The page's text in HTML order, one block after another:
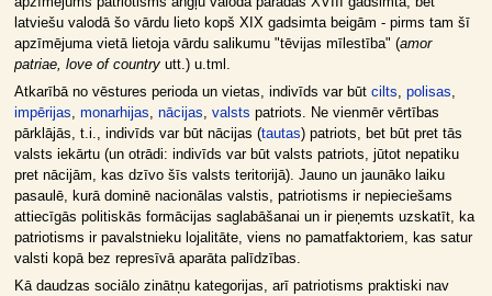
latviešu valodā šo vārdu lieto kopš XIX gadsimta beigām - pirms tam šī
apzīmējuma vietā lietoja vārdu salikumu "tēvijas mīlestība" (amor
patriae, love of countryutt.) u.tml.
Atkarībā no vēstures perioda un vietas, indivīds var būt cilts, polisas,
impērijas, monarhijas, nācijas, valsts patriots. Ne vienmēr vērtības
pārklājās, t.i., indivīds var būt nācijas (tautas) patriots, bet būt pret tās
valsts iekārtu (un otrādi: indivīds var būt valsts patriots, jūtot nepatiku
pret nācijām, kas dzīvo šīs valsts teritorijā). Jauno un jaunāko laiku
pasaulē, kurā dominē nacionālas valstis, patriotisms ir nepieciešams
attiecīgās politiskās formācijas saglabāšanai un ir pieņemts uzskatīt, ka
patriotisms ir pavalstnieku lojalitāte, viens no pamatfaktoriem, kas satur
valsti kopā bez represīvā aparāta palīdzības.
Kā daudzas sociālo zinātņu kategorijas, arī patriotisms praktiski nav